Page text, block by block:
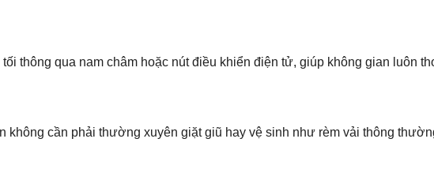
thông qua nam châm hoặc nút điều khiển điện tử, giúp không gian luôn
không cần phải thường xuyên giặt giũ hay vệ sinh như rèm vải thông